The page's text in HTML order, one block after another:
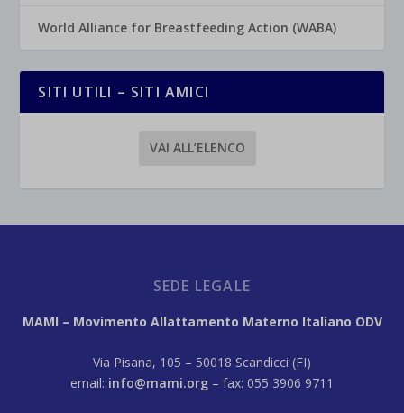
World Alliance for Breastfeeding Action (WABA)
SITI UTILI – SITI AMICI
VAI ALL’ELENCO
SEDE LEGALE
MAMI – Movimento Allattamento Materno Italiano ODV
Via Pisana, 105 – 50018 Scandicci (FI)
email: info@mami.org – fax: 055 3906 9711